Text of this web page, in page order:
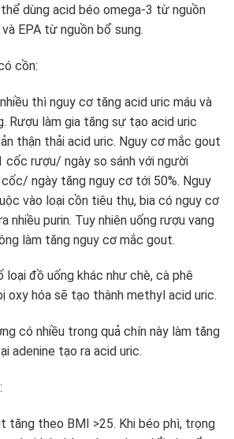
dùng acid béo omega-3 từ nguồn
EPA từ nguồn bổ sung.
cồn:
thì nguy cơ tăng acid uric máu và
Rượu làm gia tăng sự tạo acid uric
thận thải acid uric. Nguy cơ mắc gout
cốc rượu/ ngày so sánh với người
ngày tăng nguy cơ tới 50%. Nguy
vào loại cồn tiêu thụ, bia có nguy cơ
nhiều purin. Tuy nhiên uống rượu vang
làm tăng nguy cơ mắc gout.
loại đồ uống khác như chè, cà phê
oxy hóa sẽ tạo thành methyl acid uric.
có nhiều trong quả chín này làm tăng
adenine tạo ra acid uric.
tăng theo BMI >25. Khi béo phì, trọng